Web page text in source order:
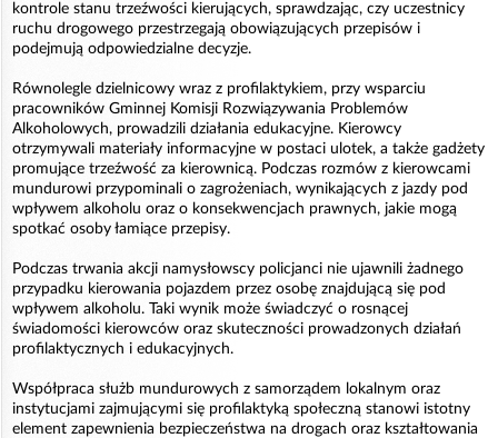
kontrole stanu trzeźwości kierujących, sprawdzając, czy uczestnicy
ruchu drogowego przestrzegają obowiązujących przepisów i
podejmują odpowiedzialne decyzje.
Równolegle dzielnicowy wraz z profilaktykiem, przy wsparciu
pracowników Gminnej Komisji Rozwiązywania Problemów
Alkoholowych, prowadzili działania edukacyjne. Kierowcy
otrzymywali materiały informacyjne w postaci ulotek, a także gadżety
promujące trzeźwość za kierownicą. Podczas rozmów z kierowcami
mundurowi przypominali o zagrożeniach, wynikających z jazdy pod
wpływem alkoholu oraz o konsekwencjach prawnych, jakie mogą
spotkać osoby łamiące przepisy.
Podczas trwania akcji namysłowscy policjanci nie ujawnili żadnego
przypadku kierowania pojazdem przez osobę znajdującą się pod
wpływem alkoholu. Taki wynik może świadczyć o rosnącej
świadomości kierowców oraz skuteczności prowadzonych działań
profilaktycznych i edukacyjnych.
Współpraca służb mundurowych z samorządem lokalnym oraz
instytucjami zajmującymi się profilaktyką społeczną stanowi istotny
element zapewnienia bezpieczeństwa na drogach oraz kształtowania